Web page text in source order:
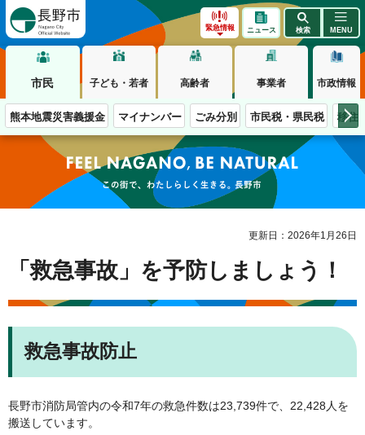
緊急情報 ニュース 検索 MENU
市民 子ども・若者 高齢者 事業者 市政情報
熊本地震災害義援金 マイナンバー ごみ分別 市民税・県民税 移住
この街で、わたしらしく生きる。長野市
更新日：2026年1月26日
「救急事故」を予防しましょう！
救急事故防止
長野市消防局管内の令和7年の救急件数は23,739件で、22,428人を
搬送しています。